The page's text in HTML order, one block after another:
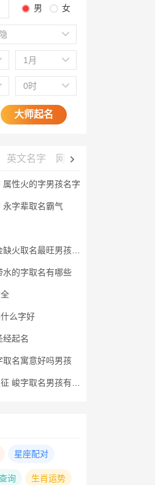
男 女
1月
0时
大师起名
英文名字 网名大全
性火的字男孩名字
字辈取名霸气
取名最旺男孩名字
的字取名有哪些
么字好
经起名
名寓意好吗男孩
字取名男孩有寓意
星座配对
询 生肖运势